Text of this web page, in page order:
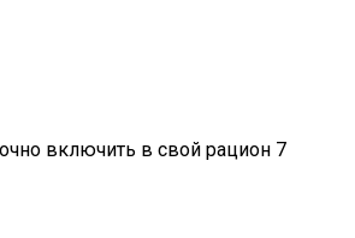
включить в свой рацион 7